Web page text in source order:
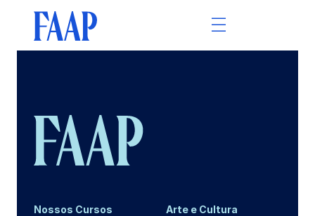
Nossos Cursos Arte e Cultura